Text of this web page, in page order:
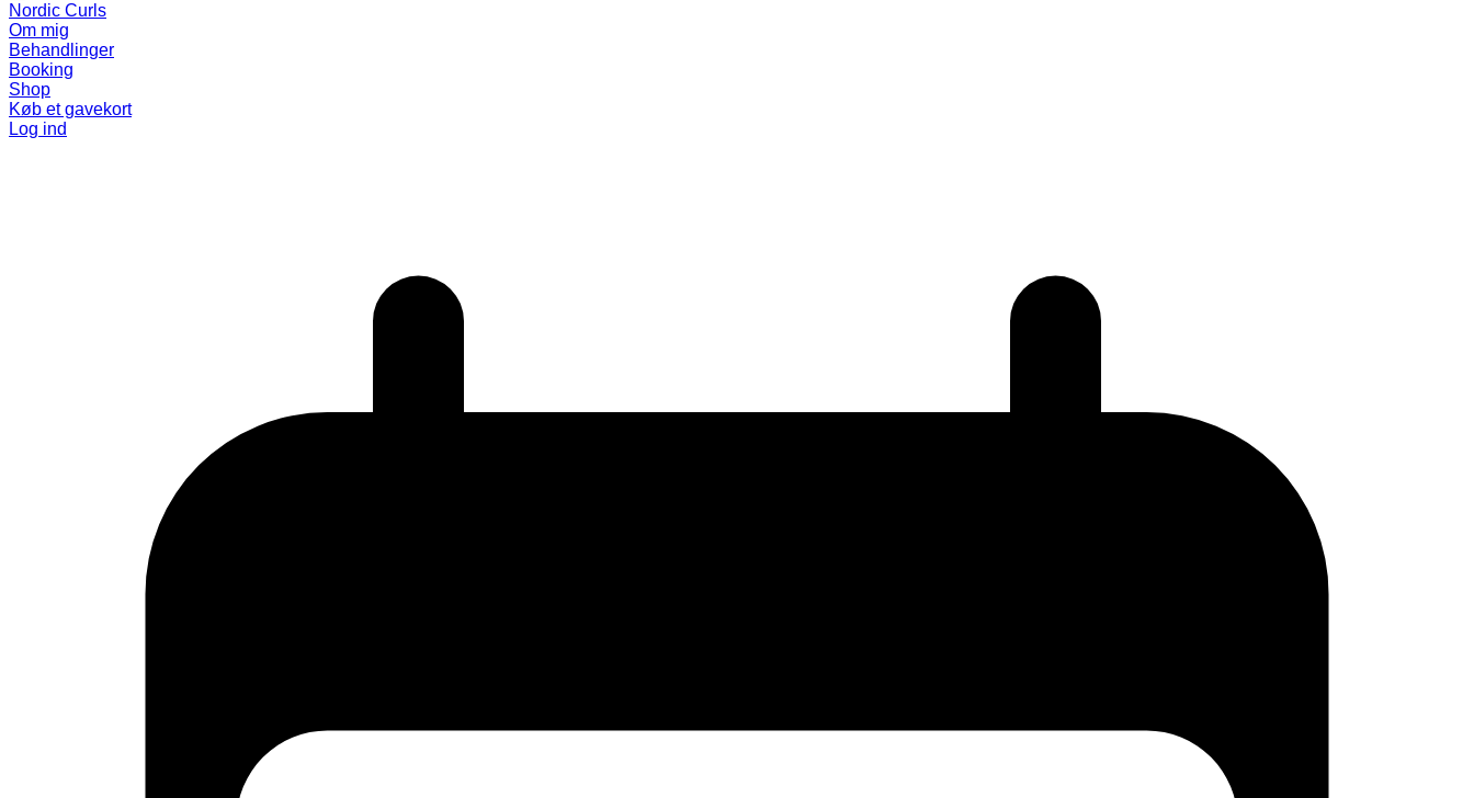
Nordic Curls
Om mig
Behandlinger
Booking
Shop
Køb et gavekort
Log ind